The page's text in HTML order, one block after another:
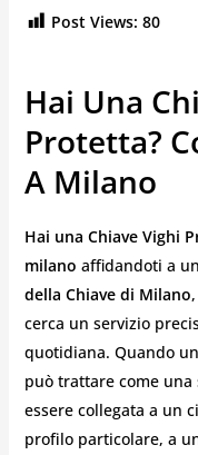
Post Views: 80
Hai Una
Protetta?
A Milano
Hai una Chiave Vighi
milano affidandoti a
della Chiave di Milano
cerca un servizio
quotidiana. Quando
può trattare come una
essere collegata a un
profilo particolare, a